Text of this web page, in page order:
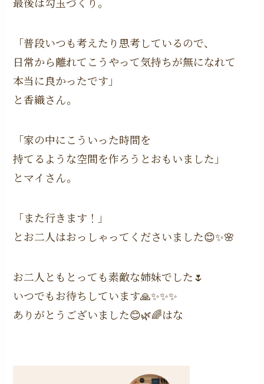
「普段いつも考えたり思考しているので、
日常から離れてこうやって気持ちが無になれて
本当に良かったです」
と香織さん。
「家の中にこういった時間を
持てるような空間を作ろうとおもいました」
とマイさん。
「また行きます！」
とお二人はおっしゃってくださいました😊✨🌸
お二人ともとっても素敵な姉妹でした🌷
いつでもお待ちしています🙏✨✨✨
ありがとうございました😊🌿🌈はな